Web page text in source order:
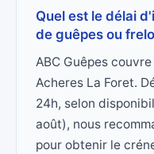
Quel est le délai
de guêpes ou
ABC Guêpes
Acheres La Foret.
24h, selon
août), nous
pour obtenir le